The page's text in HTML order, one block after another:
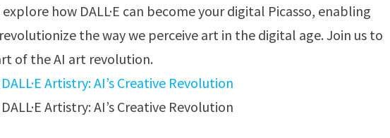
how DALL·E can become your digital Picasso, enabling
the way we perceive art in the digital age. Join us to
of the AI art revolution.